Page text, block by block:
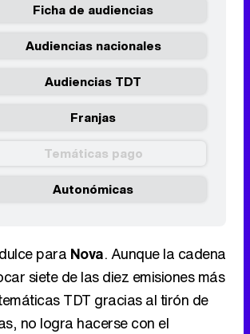
Ficha de audiencias
Audiencias nacionales
Audiencias TDT
Franjas
Temáticas pago
Autonómicas
para Nova. Aunque la cadena
siete de las diez emisiones más
TDT gracias al tirón de
no logra hacerse con el